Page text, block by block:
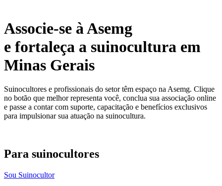
Associe-se à Asemg
e fortaleça a suinocultura em
Minas Gerais
Suinocultores e profissionais do setor têm espaço na Asemg. Clique
no botão que melhor representa você, conclua sua associação online
e passe a contar com suporte, capacitação e benefícios exclusivos
para impulsionar sua atuação na suinocultura.
Para suinocultores
Sou Suinocultor